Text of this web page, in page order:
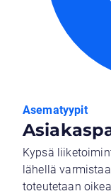
Asematyypit
Kypsä
lähellä
toteutetaan